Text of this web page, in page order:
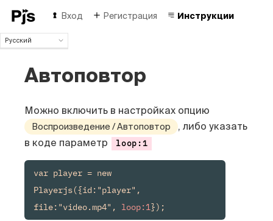
Вход Регистрация Инструкции
Русский
English
Español
Deutsch
Français
Автоповтор
Можно включить в настройках опцию
Воспроизведение / Автоповтор
, либо указать
в коде параметр
loop:1
var player = new
Playerjs({id:"player",
file:"video.mp4", loop:1});